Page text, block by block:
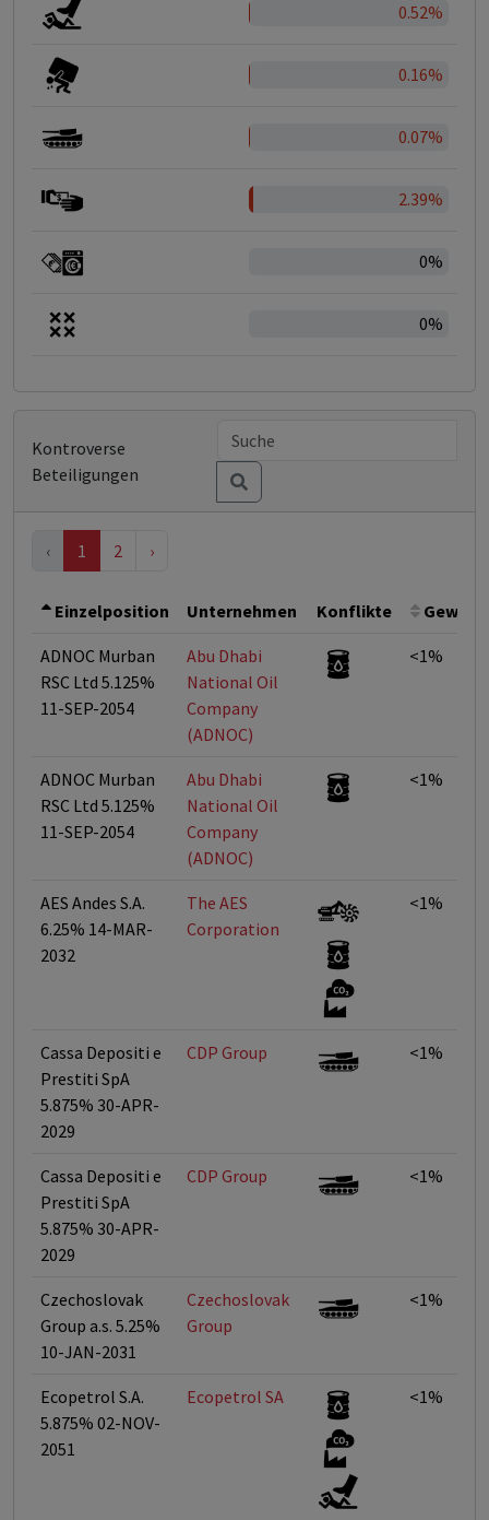
0.52%
0.16%
0.07%
2.39%
0%
0%
Kontroverse
Beteiligungen
‹ 1 2 ›
Einzelposition Unternehmen Konflikte
ADNOC Murban
RSC Ltd 5.125%
11-SEP-2054
Abu Dhabi
National Oil
Company
(ADNOC)
<1%
ADNOC Murban
RSC Ltd 5.125%
11-SEP-2054
Abu Dhabi
National Oil
Company
(ADNOC)
<1%
AES Andes S.A.
6.25% 14-MAR-
2032
The AES
Corporation
<1%
Cassa Depositi e
Prestiti SpA
5.875% 30-APR-
2029
CDP Group <1%
Cassa Depositi e
Prestiti SpA
5.875% 30-APR-
2029
CDP Group <1%
Czechoslovak
Group a.s. 5.25%
10-JAN-2031
Czechoslovak
Group
<1%
Ecopetrol S.A.
5.875% 02-NOV-
2051
Ecopetrol SA <1%